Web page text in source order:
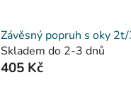
Závěsný popruh s oky
Skladem do 2-3 dnů
405 Kč